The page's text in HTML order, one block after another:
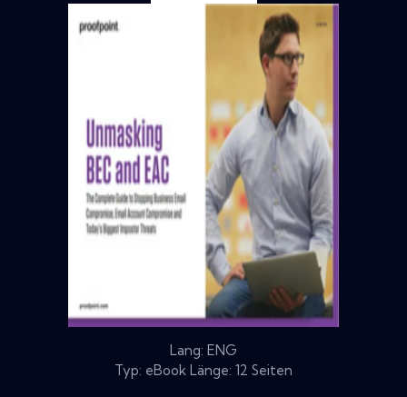
Lang: ENG
Typ: eBook Länge: 12 Seiten